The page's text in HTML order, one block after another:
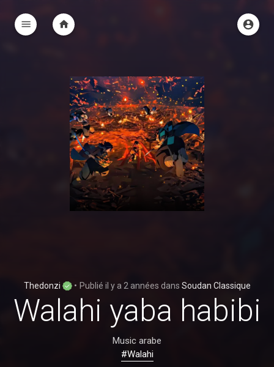
Thedonzi • Publié il y a 2 années dans Soudan Classique
Walahi yaba habibi
Music arabe
#Walahi